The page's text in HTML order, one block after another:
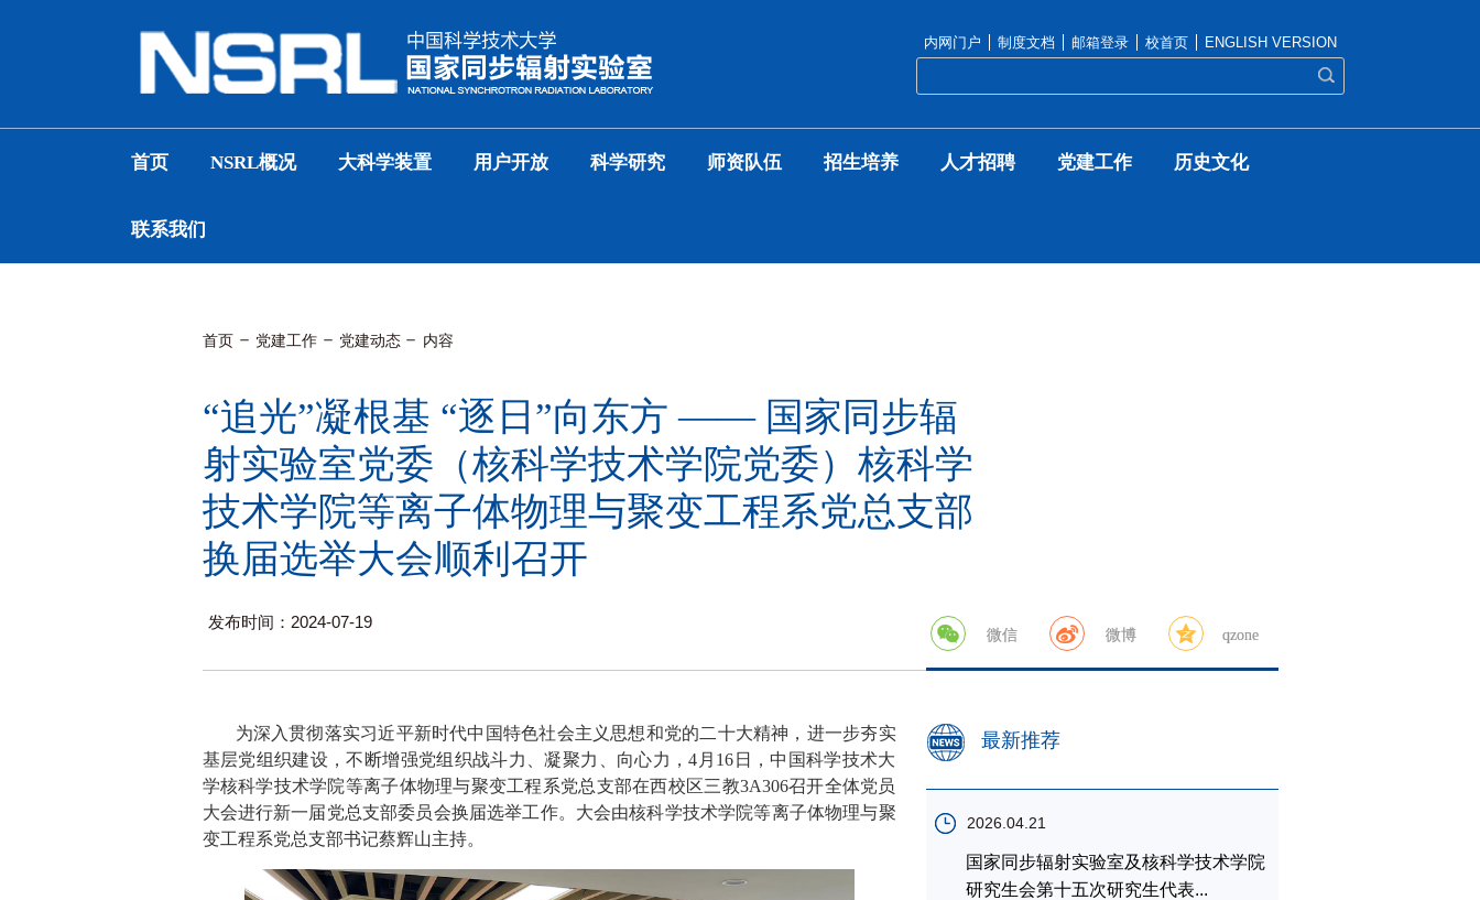
内网门户 制度文档 邮箱登录 校首页 ENGLISH VERSION
首页 NSRL概况 大科学装置 用户开放 科学研究 师资队伍 招生培养 人才招聘 党建工作 历史文化
联系我们
首页 党建工作 党建动态 内容
“追光”凝根基 “逐日”向东方 —— 国家同步辐
射实验室党委（核科学技术学院党委）核科学
技术学院等离子体物理与聚变工程系党总支部
换届选举大会顺利召开
发布时间：2024-07-19
微信 微博 qzone
最新推荐
2026.04.21
国家同步辐射实验室及核科学技术学院
研究生会第十五次研究生代表...
为深入贯彻落实习近平新时代中国特色社会主义思想和党的二十大精神，进一步夯实
基层党组织建设，不断增强党组织战斗力、凝聚力、向心力，4月16日，中国科学技术大
学核科学技术学院等离子体物理与聚变工程系党总支部在西校区三教3A306召开全体党员
大会进行新一届党总支部委员会换届选举工作。大会由核科学技术学院等离子体物理与聚
变工程系党总支部书记蔡辉山主持。